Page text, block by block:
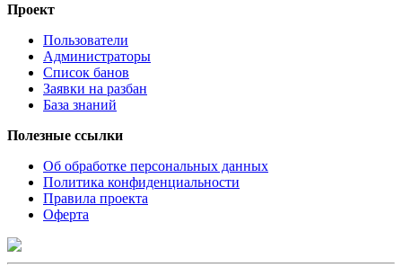
Проект
Пользователи
Администраторы
Список банов
Заявки на разбан
База знаний
Полезные ссылки
Об обработке персональных данных
Политика конфиденциальности
Правила проекта
Оферта